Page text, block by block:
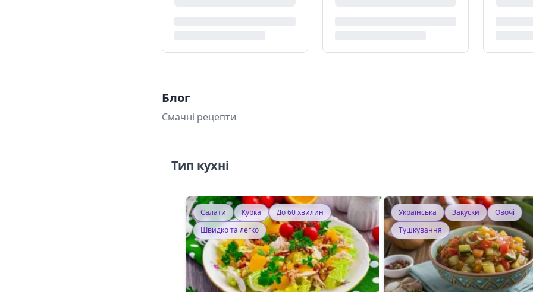
Блог
Смачні рецепти
Тип кухні
Салати Курка
До 60 хвилин
Швидко та легко
Українська Закуски
Овочі
Тушкування